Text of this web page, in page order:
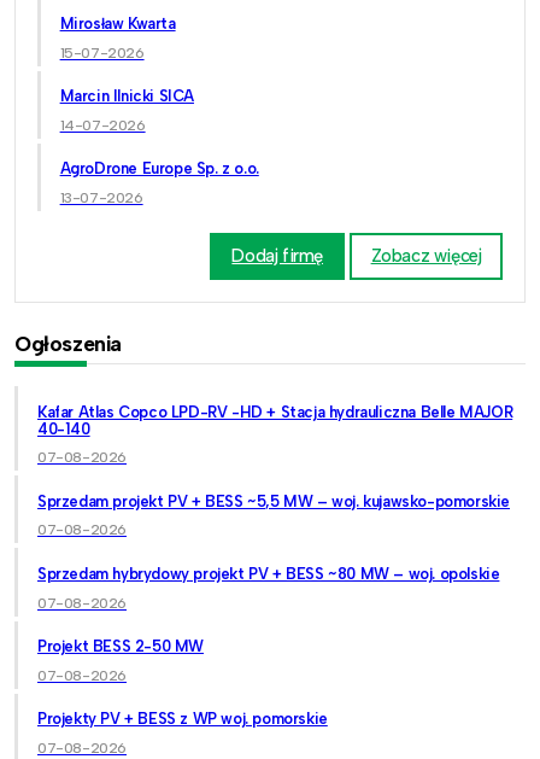
Mirosław Kwarta
15-07-2026
Marcin Ilnicki SICA
14-07-2026
AgroDrone Europe Sp. z o.o.
13-07-2026
Dodaj firmę Zobacz więcej
Ogłoszenia
Kafar Atlas Copco LPD-RV -HD + Stacja hydrauliczna Belle MAJOR
40-140
07-08-2026
Sprzedam projekt PV + BESS ~5,5 MW – woj. kujawsko-pomorskie
07-08-2026
Sprzedam hybrydowy projekt PV + BESS ~80 MW – woj. opolskie
07-08-2026
Projekt BESS 2-50 MW
07-08-2026
Projekty PV + BESS z WP woj. pomorskie
07-08-2026